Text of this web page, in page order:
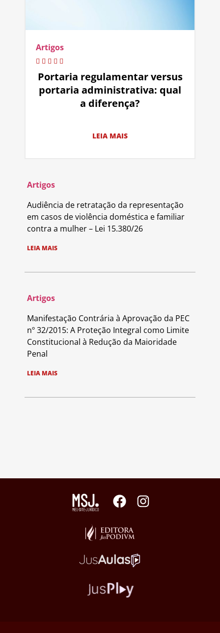
Artigos
Portaria regulamentar versus
portaria administrativa: qual
a diferença?
LEIA MAIS
Artigos
Audiência de retratação da representação
em casos de violência doméstica e familiar
contra a mulher – Lei 15.380/26
LEIA MAIS
Artigos
Manifestação Contrária à Aprovação da PEC
nº 32/2015: A Proteção Integral como Limite
Constitucional à Redução da Maioridade
Penal
LEIA MAIS